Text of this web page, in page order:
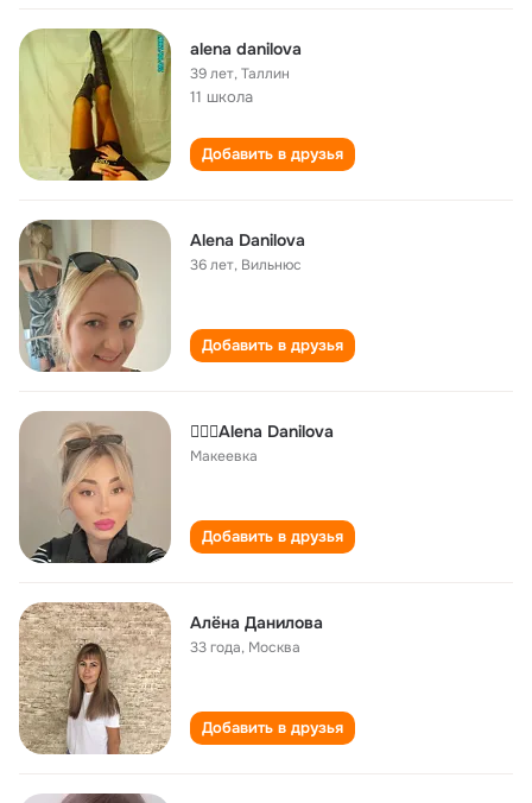
alena danilova
39 лет,Таллин
11 школа
Добавить в друзья
Alena Danilova
36 лет, Вильнюс
Добавить в друзья
💁🏼‍♀️Alena Danilova
Макеевка
Добавить в друзья
Алёна Данилова
33 года, Москва
Добавить в друзья